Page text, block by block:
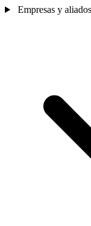
Empresas y aliados